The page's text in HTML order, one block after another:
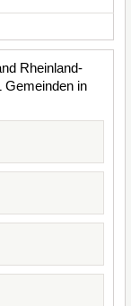
Rheinland-
Gemeinden in